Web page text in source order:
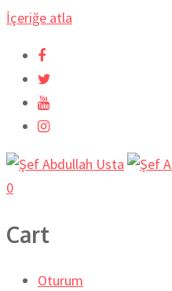
İçeriğe atla
0
Cart
Oturum